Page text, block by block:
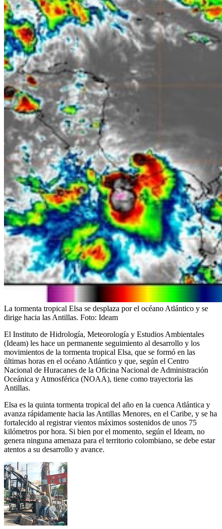
La tormenta tropical Elsa se desplaza por el océano Atlántico y se
dirige hacia las Antillas. Foto: Ideam
El Instituto de Hidrología, Meteorología y Estudios Ambientales
(Ideam) les hace un permanente seguimiento al desarrollo y los
movimientos de la tormenta tropical Elsa, que se formó en las
últimas horas en el océano Atlántico y que, según el Centro
Nacional de Huracanes de la Oficina Nacional de Administración
Oceánica y Atmosférica (NOAA), tiene como trayectoria las
Antillas.
Elsa es la quinta tormenta tropical del año en la cuenca Atlántica y
avanza rápidamente hacia las Antillas Menores, en el Caribe, y se ha
fortalecido al registrar vientos máximos sostenidos de unos 75
kilómetros por hora. Si bien por el momento, según el Ideam, no
genera ninguna amenaza para el territorio colombiano, se debe estar
atentos a su desarrollo y avance.